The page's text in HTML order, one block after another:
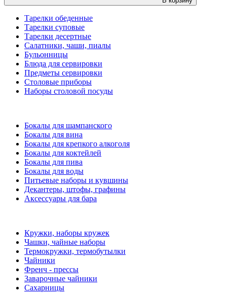
Тарелки обеденные
Тарелки суповые
Тарелки десертные
Салатники, чаши, пиалы
Бульонницы
Блюда для сервировки
Предметы сервировки
Столовые приборы
Наборы столовой посуды
Бокалы для шампанского
Бокалы для вина
Бокалы для крепкого алкоголя
Бокалы для коктейлей
Бокалы для пива
Бокалы для воды
Питьевые наборы и кувшины
Декантеры, штофы, графины
Аксессуары для бара
Кружки, наборы кружек
Чашки, чайные наборы
Термокружки, термобутылки
Чайники
Френч - прессы
Заварочные чайники
Сахарницы